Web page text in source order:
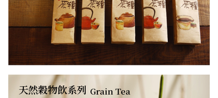
天然穀物飲系列 Grain Tea